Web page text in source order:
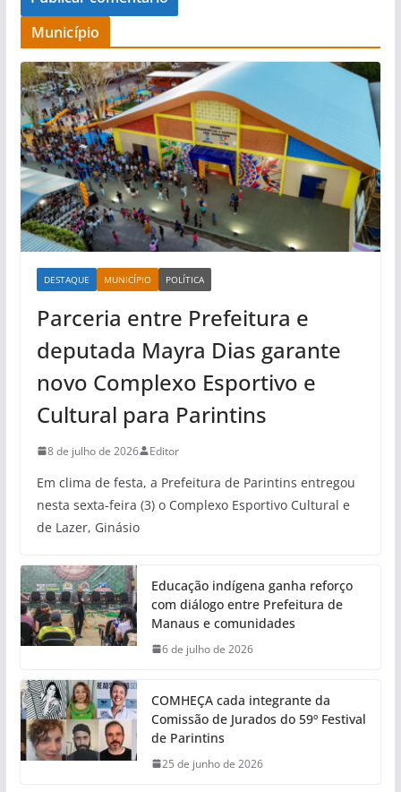
Município
DESTAQUE MUNICÍPIO POLÍTICA
Parceria entre Prefeitura e
deputada Mayra Dias garante
novo Complexo Esportivo e
Cultural para Parintins
8 de julho de 2026 Editor
Em clima de festa, a Prefeitura de Parintins entregou
nesta sexta-feira (3) o Complexo Esportivo Cultural e
de Lazer, Ginásio
Educação indígena ganha reforço
com diálogo entre Prefeitura de
Manaus e comunidades
6 de julho de 2026
COMHEÇA cada integrante da
Comissão de Jurados do 59º Festival
de Parintins
25 de junho de 2026